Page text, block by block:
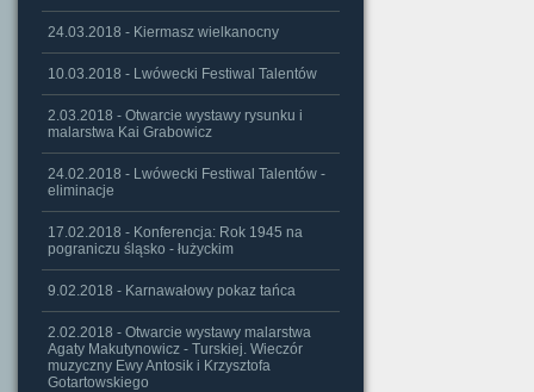
24.03.2018 - Kiermasz wielkanocny
10.03.2018 - Lwówecki Festiwal Talentów
2.03.2018 - Otwarcie wystawy rysunku i
malarstwa Kai Grabowicz
24.02.2018 - Lwówecki Festiwal Talentów -
eliminacje
17.02.2018 - Konferencja: Rok 1945 na
pograniczu śląsko - łużyckim
9.02.2018 - Karnawałowy pokaz tańca
2.02.2018 - Otwarcie wystawy malarstwa
Agaty Makutynowicz - Turskiej. Wieczór
muzyczny Ewy Antosik i Krzysztofa
Gotartowskiego